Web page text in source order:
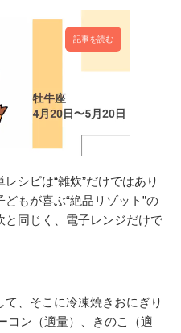
記事を読む
シピは“雑炊”だけではあり
もが喜ぶ“絶品リゾット”の
同じく、電子レンジだけで
、そこに冷凍焼きおにぎり
コン（適量）、きのこ（適